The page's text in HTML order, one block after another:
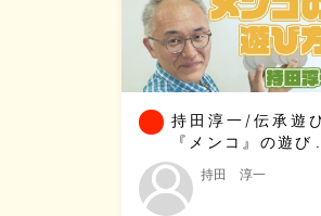
持田淳一/伝承遊
『メンコ』の遊び
【深谷市 技活】
持田 淳一